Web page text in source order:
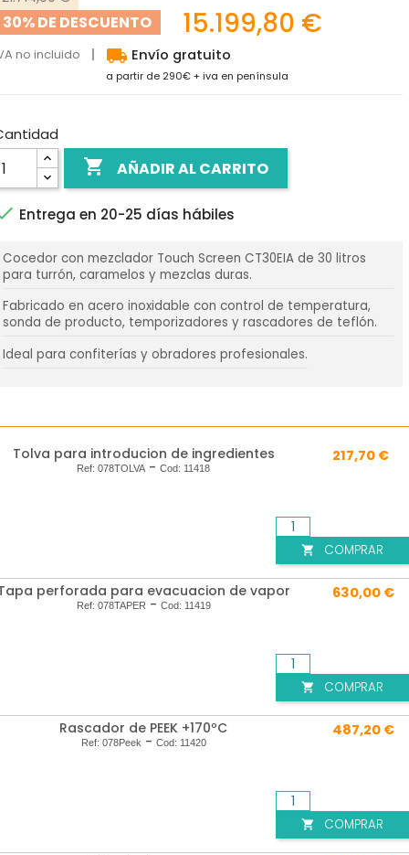
30% DE DESCUENTO 15.199,80 €
no incluido local_shipping Envío gratuito
a partir de 290€ + iva en península
 AÑADIR AL CARRITO
Entrega en 20-25 días hábiles
Cocedor con mezclador Touch Screen CT30EIA de 30 litros
para turrón, caramelos y mezclas duras.
Fabricado en acero inoxidable con control de temperatura,
sonda de producto, temporizadores y rascadores de teflón.
Ideal para confiterías y obradores profesionales.
Tolva para introducion de ingredientes
Ref: 078TOLVA - Cod: 11418
217,70 €
 COMPRAR
perforada para evacuacion de vapor
Ref: 078TAPER- Cod: 11419
630,00 €
 COMPRAR
Rascador de PEEK +170ºC
Ref: 078Peek- Cod: 11420
487,20 €
 COMPRAR